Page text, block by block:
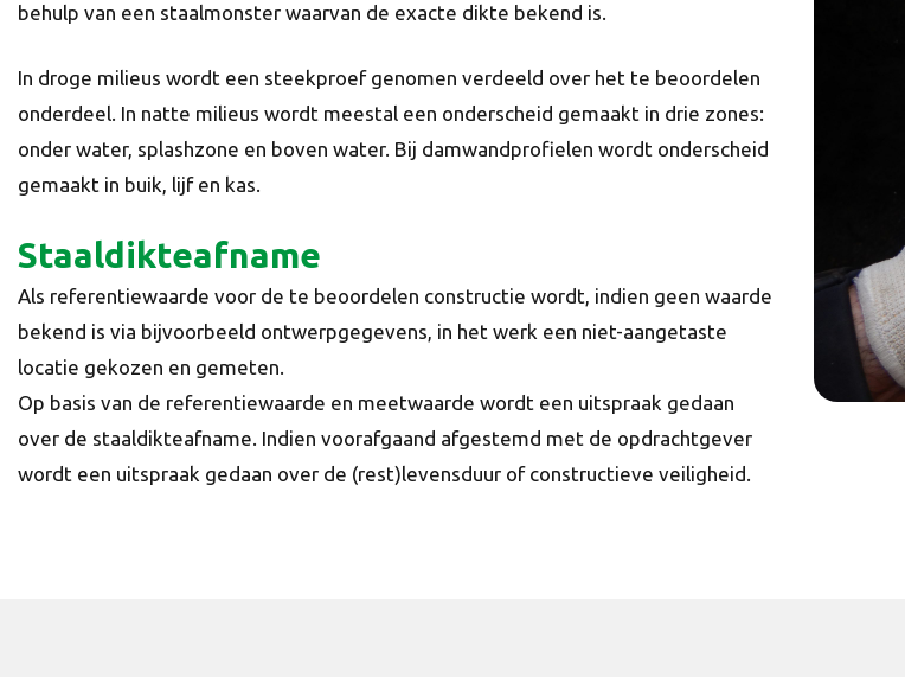
behulp van een staalmonster waarvan de exacte dikte bekend is.
In droge milieus wordt een steekproef genomen verdeeld over het te beoordelen
onderdeel. In natte milieus wordt meestal een onderscheid gemaakt in drie zones:
onder water, splashzone en boven water. Bij damwandprofielen wordt onderscheid
gemaakt in buik, lijf en kas.
Staaldikteafname
Als referentiewaarde voor de te beoordelen constructie wordt, indien geen waarde
bekend is via bijvoorbeeld ontwerpgegevens, in het werk een niet-aangetaste
locatie gekozen en gemeten.
Op basis van de referentiewaarde en meetwaarde wordt een uitspraak gedaan
over de staaldikteafname. Indien voorafgaand afgestemd met de opdrachtgever
wordt een uitspraak gedaan over de (rest)levensduur of constructieve veiligheid.